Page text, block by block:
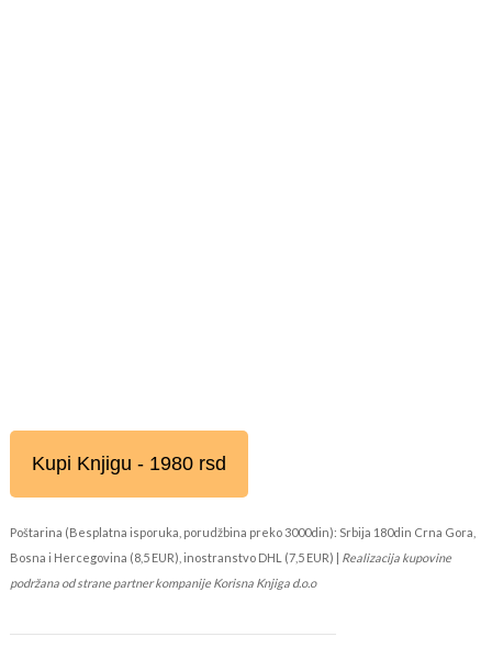
Kupi Knjigu - 1980 rsd
Poštarina (Besplatna isporuka, porudžbina preko 3000din): Srbija 180din Crna Gora,
Bosna i Hercegovina (8,5 EUR), inostranstvo DHL (7,5 EUR) | Realizacija kupovine
podržana od strane partner kompanije Korisna Knjiga d.o.o